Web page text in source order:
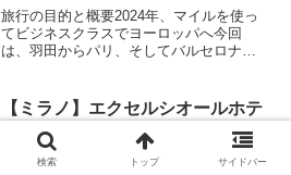
へ行く16日間【2024年 計画編】
旅行の目的と概要2024年、マイルを使っ
てビジネスクラスでヨーロッパへ今回
は、羽田からパリ、そしてバルセロナを
JALとエールフランスのビジネスクラス
乗り比べフライト詳...
【ミラノ】エクセルシオールホテ
ル・ガリア ラグジュアリーコレ
クションホテル宿泊記 プラチナ
検索 トップ サイドバー